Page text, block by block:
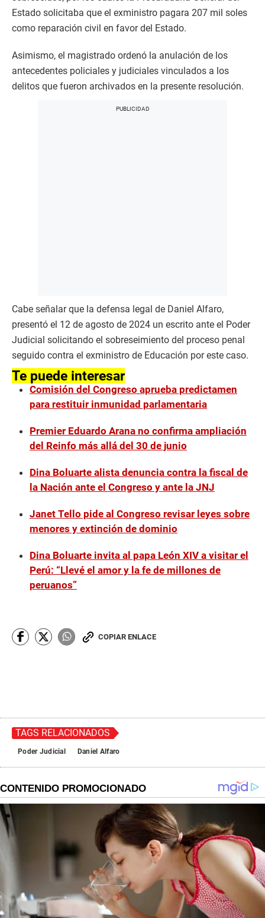
Estado solicitaba que el exministro pagara 207 mil soles
como reparación civil en favor del Estado.
Asimismo, el magistrado ordenó la anulación de los
antecedentes policiales y judiciales vinculados a los
delitos que fueron archivados en la presente resolución.
Cabe señalar que la defensa legal de Daniel Alfaro,
presentó el 12 de agosto de 2024 un escrito ante el Poder
Judicial solicitando el sobreseimiento del proceso penal
seguido contra el exministro de Educación por este caso.
Te puede interesar
Comisión del Congreso aprueba predictamen
para restituir inmunidad parlamentaria
Premier Eduardo Arana no confirma ampliación
del Reinfo más allá del 30 de junio
Dina Boluarte alista denuncia contra la fiscal de
la Nación ante el Congreso y ante la JNJ
Janet Tello pide al Congreso revisar leyes sobre
menores y extinción de dominio
Dina Boluarte invita al papa León XIV a visitar el
Perú: “Llevé el amor y la fe de millones de
peruanos”
COPIAR ENLACE
TAGS RELACIONADOS
Poder Judicial Daniel Alfaro